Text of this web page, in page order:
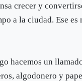
crecer y
a la ciudad. Ese
hacemos un
algodonero y